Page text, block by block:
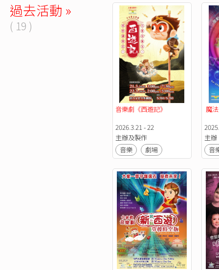
過去活動 »
( 19 )
音樂劇《西遊記》
2026.3.21 - 22
主辦及製作
音樂
劇場
魔
主辦
音